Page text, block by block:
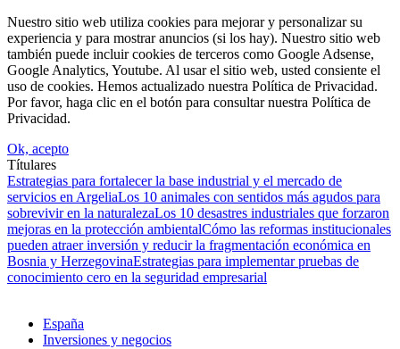
Nuestro sitio web utiliza cookies para mejorar y personalizar su
experiencia y para mostrar anuncios (si los hay). Nuestro sitio web
también puede incluir cookies de terceros como Google Adsense,
Google Analytics, Youtube. Al usar el sitio web, usted consiente el
uso de cookies. Hemos actualizado nuestra Política de Privacidad.
Por favor, haga clic en el botón para consultar nuestra Política de
Privacidad.
Ok, acepto
Títulares
Estrategias para fortalecer la base industrial y el mercado de
servicios en ArgeliaLos 10 animales con sentidos más agudos para
sobrevivir en la naturalezaLos 10 desastres industriales que forzaron
mejoras en la protección ambientalCómo las reformas institucionales
pueden atraer inversión y reducir la fragmentación económica en
Bosnia y HerzegovinaEstrategias para implementar pruebas de
conocimiento cero en la seguridad empresarial
España
Inversiones y negocios